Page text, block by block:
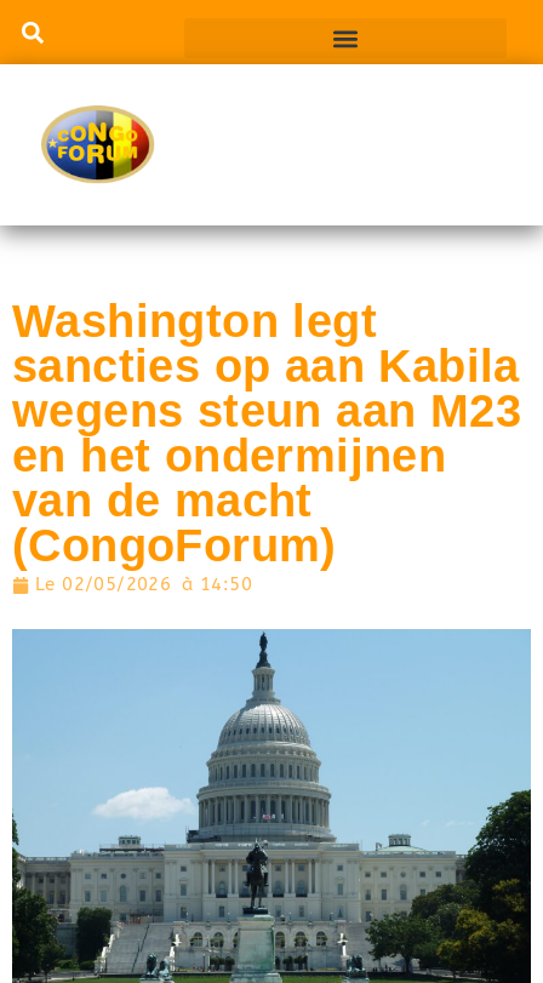
Washington legt
sancties op aan Kabila
wegens steun aan M23
en het ondermijnen
van de macht
(CongoForum)
Le 02/05/2026 à 14:50